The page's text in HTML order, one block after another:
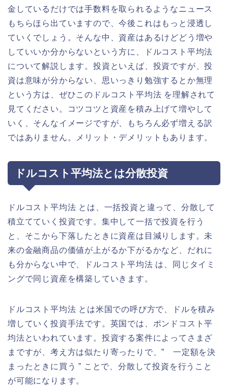
金しているだけでは手数料を取られるようなニュース
もちらほら出ていますので、今後これはもっと浸透し
ていくでしょう。そんな中、資産はあるけどどう増や
していいか分からないという方に、ドルコスト平均法
について解説します。投資といえば、投資ですが、投
資は意味が分からない、思いっきり勉強するとか無理
という方は、ぜひこのドルコスト平均法 を理解されて
見てください。コツコツと資産を積み上げて増やして
いく、そんなイメージですが、もちろん必ず増える訳
ではありません。メリット・デメリットもあります。
ドルコスト平均法とは分散投資
ドルコスト平均法 とは、一括投資と違って、分散して
積立てていく投資です。集中して一括で投資を行う
と、そこから下落したときに資産は目減りします。未
来の金融商品の価値が上がるか下がるかなど、だれに
も分からない中で、ドルコスト平均法 は、同じタイミ
ングで同じ資産を構築していきます。
ドルコスト平均法 とは米国での呼び方で、ドルを積み
増していく投資手法です。英国では、ポンドコスト平
均法といわれています。投資する案件によってさまざ
まですが、考え方は似たり寄ったりで、” 一定額を決
まったときに買う ” ことで、分散して投資を行うこと
が可能になります。